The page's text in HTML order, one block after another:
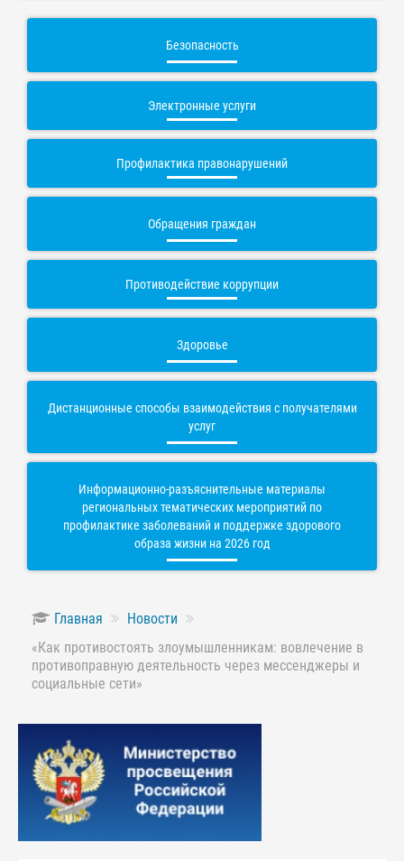
Безопасность
Электронные услуги
Профилактика правонарушений
Обращения граждан
Противодействие коррупции
Здоровье
Дистанционные способы взаимодействия с получателями
услуг
Информационно-разъяснительные материалы
региональных тематических мероприятий по
профилактике заболеваний и поддержке здорового
образа жизни на 2026 год
Главная
Новости
«Как противостоять злоумышленникам: вовлечение в
противоправную деятельность через мессенджеры и
социальные сети»